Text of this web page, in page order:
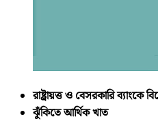
রাষ্ট্রায়ত্ত ও বেসরকারি ব্যাংকে
ঝুঁকিতে আর্থিক খাত